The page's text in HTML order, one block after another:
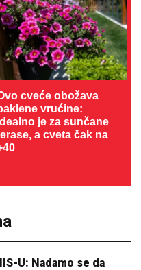
cveće obožava
vrućine:
Idealno je za sunčane
a cveta čak na
U: Nadamo se da